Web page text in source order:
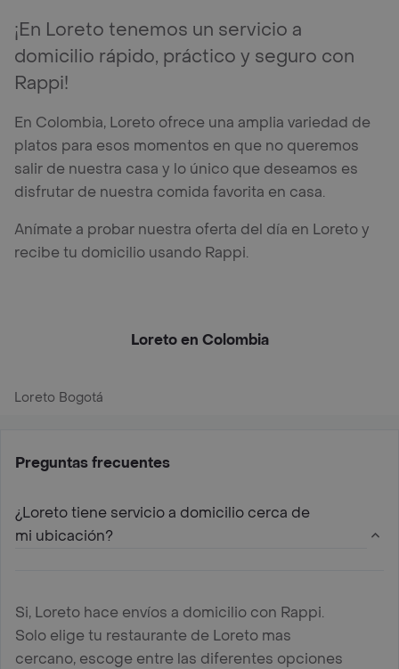
¡En Loreto tenemos un servicio a
domicilio rápido, práctico y seguro con
Rappi!
En Colombia, Loreto ofrece una amplia variedad de
platos para esos momentos en que no queremos
salir de nuestra casa y lo único que deseamos es
disfrutar de nuestra comida favorita en casa.
Anímate a probar nuestra oferta del día en Loreto y
recibe tu domicilio usando Rappi.
Loreto en Colombia
Loreto Bogotá
Preguntas frecuentes
¿Loreto tiene servicio a domicilio cerca de
mi ubicación?
Si, Loreto hace envíos a domicilio con Rappi.
Solo elige tu restaurante de Loreto mas
cercano, escoge entre las diferentes opciones